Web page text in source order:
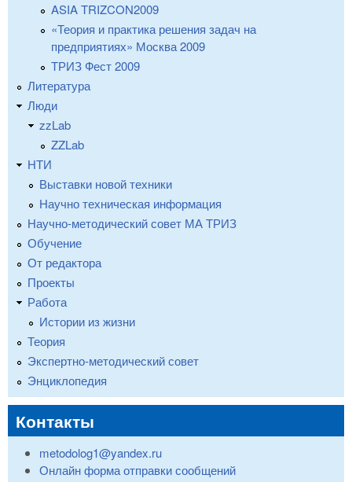
ASIA TRIZCON2009
«Теория и практика решения задач на
предприятиях» Москва 2009
ТРИЗ Фест 2009
Литература
Люди
zzLab
ZZLab
НТИ
Выставки новой техники
Научно техническая информация
Научно-методический совет МА ТРИЗ
Обучение
От редактора
Проекты
Работа
Истории из жизни
Теория
Экспертно-методический совет
Энциклопедия
Контакты
metodolog1@yandex.ru
Онлайн форма отправки сообщений